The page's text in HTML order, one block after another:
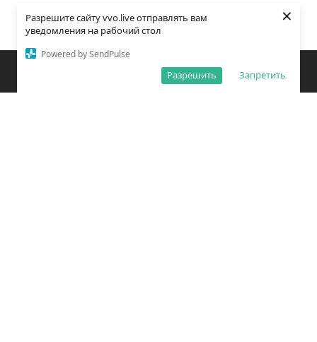
Разрешите сайту vvo.live отправлять вам
уведомления на рабочий стол
Powered by SendPulse
Запретить
Разрешить
×
Закладки Поиск Открыть меню